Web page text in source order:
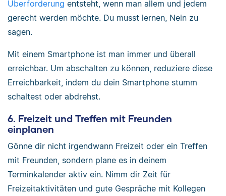
Überforderung entsteht, wenn man allem und jedem
gerecht werden möchte. Du musst lernen, Nein zu
sagen.
Mit einem Smartphone ist man immer und überall
erreichbar. Um abschalten zu können, reduziere diese
Erreichbarkeit, indem du dein Smartphone stumm
schaltest oder abdrehst.
6. Freizeit und Treffen mit Freunden
einplanen
Gönne dir nicht irgendwann Freizeit oder ein Treffen
mit Freunden, sondern plane es in deinem
Terminkalender aktiv ein. Nimm dir Zeit für
Freizeitaktivitäten und gute Gespräche mit Kollegen